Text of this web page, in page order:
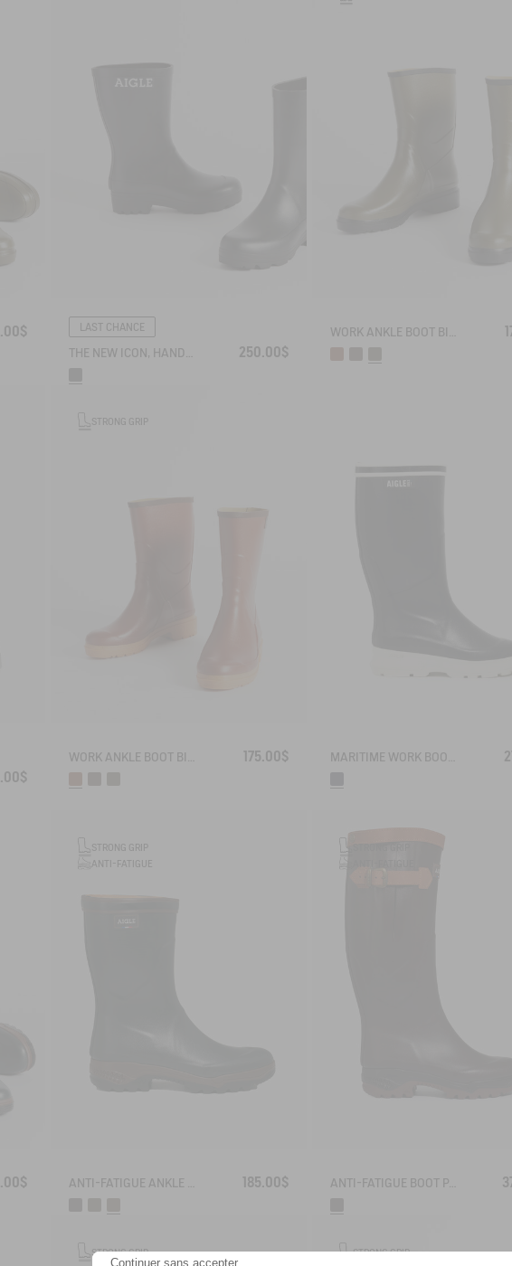
LAST CHANCE
250.00$
STRONG GRIP
WORK ANKLE BOOT BISON 175.00$ MARITIME WORK BOOT NAVIRA
STRONG GRIP
ANTI-FATIGUE
ANTI-FATIGUE ANKLE BOOT PARCOURS 2.0 185.00$ ANTI-FATIGUE BOOT PARCOURS 2.0 ADJUSTABLE LEATHER-LINED
STRONG GRIP
STRONG GRIP
Continuer sans accepter